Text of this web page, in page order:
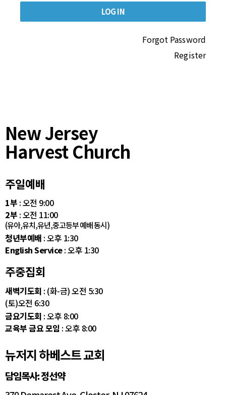
Forgot Password
Register
New Jersey
Harvest Church
주일예배
1부 : 오전 9:00
2부 : 오전 11:00
(유아,유치,유년,중고등부 예배 동시)
청년부예배 : 오후 1:30
English Service: 오후 1:30
주중집회
새벽기도회 : (화-금) 오전 5:30
(토)오전 6:30
금요기도회 : 오후 8:00
교육부 금요 모임 : 오후 8:00
뉴저지 하베스트 교회
담임목사: 정선약